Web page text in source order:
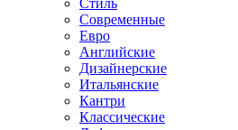
Стиль
Современные
Евро
Английские
Дизайнерские
Итальянские
Кантри
Классические